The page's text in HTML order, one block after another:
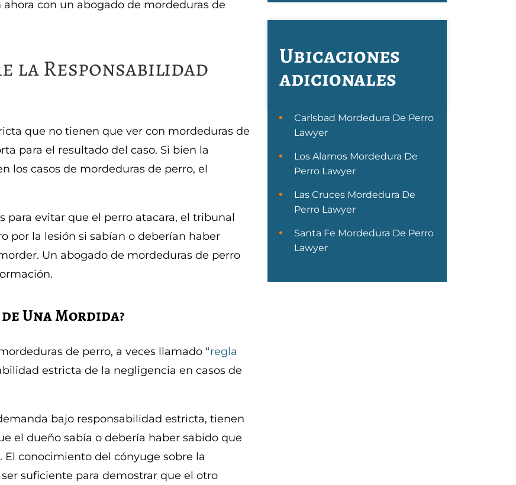
con un abogado de mordeduras de
la Responsabilidad
que no tienen que ver con mordeduras de
para el resultado del caso. Si bien la
los casos de mordeduras de perro, el
para evitar que el perro atacara, el tribunal
por la lesión si sabían o deberían haber
Un abogado de mordeduras de perro
Una Mordida?
de perro, a veces llamado “regla
estricta de la negligencia en casos de
bajo responsabilidad estricta, tienen
el dueño sabía o debería haber sabido que
conocimiento del cónyuge sobre la
suficiente para demostrar que el otro
Ubicaciones
adicionales
Carlsbad Mordedura De Perro
Lawyer
Los Alamos Mordedura De
Perro Lawyer
Las Cruces Mordedura De
Perro Lawyer
Santa Fe Mordedura De Perro
Lawyer